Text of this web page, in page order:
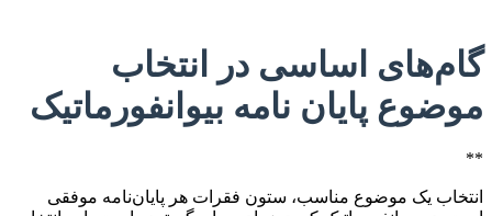
گام‌های اساسی در انتخاب
موضوع پایان نامه بیوانفورماتیک
**
انتخاب یک موضوع مناسب، ستون فقرات هر پایان‌نامه موفقی